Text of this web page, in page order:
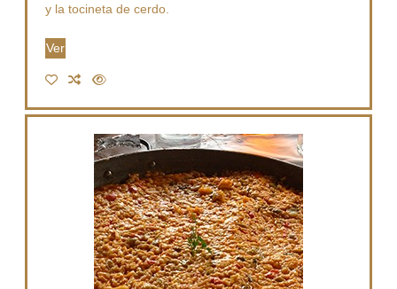
y la tocineta de cerdo.
Ver